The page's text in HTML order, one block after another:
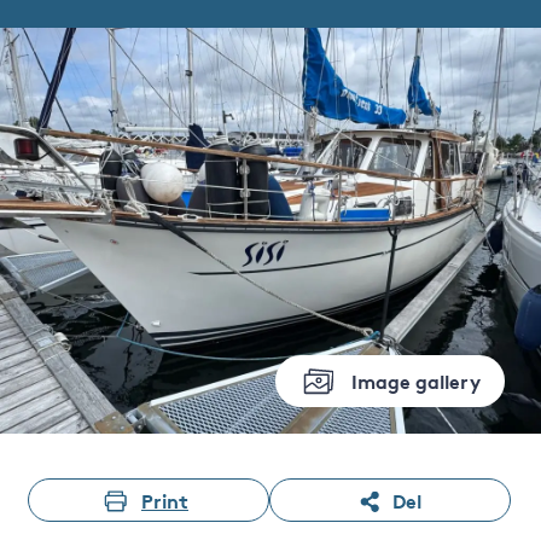
Image gallery
Print Del